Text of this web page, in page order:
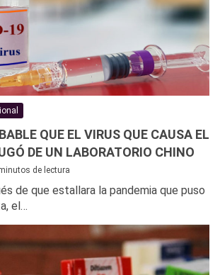
QUE EL VIRUS QUE CAUSA EL
DE UN LABORATORIO CHINO
de lectura
de que estallara la pandemia que puso
el…